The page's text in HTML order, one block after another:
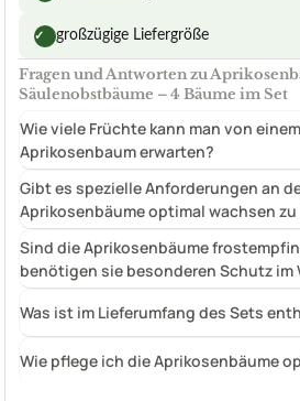
✓ großzügige Liefergröße
Fragen und Antworten zu
Säulenobstbäume – 4 Bäume im Set
Wie viele Früchte kann man von
Aprikosenbaum erwarten?
Gibt es spezielle Anforderungen an
Aprikosenbäume optimal wachsen zu
Sind die Aprikosenbäume
benötigen sie besonderen Schutz im
Was ist im Lieferumfang des Sets
Wie pflege ich die Aprikosenbäume